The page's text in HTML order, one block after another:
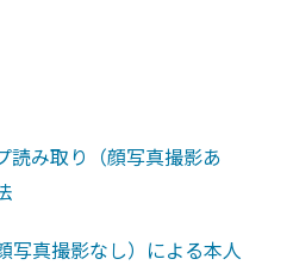
読み取り（顔写真撮影あ
写真撮影なし）による本人